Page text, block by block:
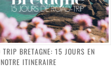
TRIP BRETAGNE: 15 JOURS EN
ITINERAIRE